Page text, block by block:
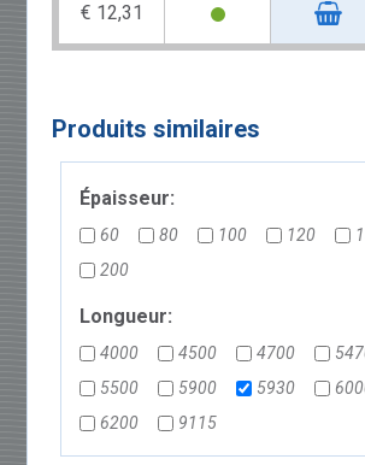
€ 12,31
Produits similaires
Épaisseur:
60 80 100 120
200
Longueur:
4000 4500 4700
5500
5900 5930
6200
9115